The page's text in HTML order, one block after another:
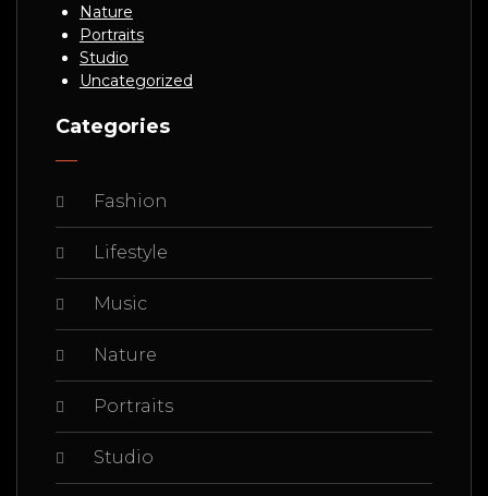
Nature
Portraits
Studio
Uncategorized
Categories
Fashion
Lifestyle
Music
Nature
Portraits
Studio